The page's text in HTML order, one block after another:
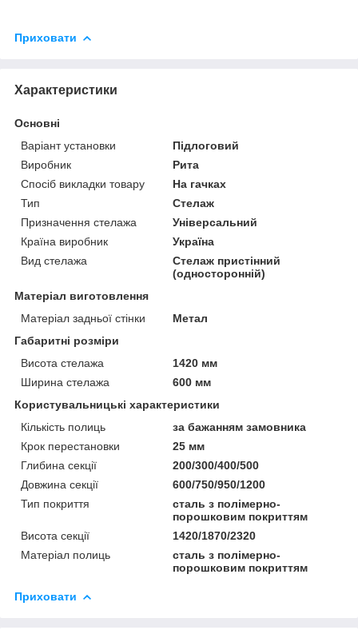
Приховати
Характеристики
Основні
Варіант установки
Підлоговий
Виробник
Рита
Спосіб викладки товару
На гачках
Тип
Стелаж
Призначення стелажа
Універсальний
Країна виробник
Україна
Вид стелажа
Стелаж пристінний
(односторонній)
Матеріал виготовлення
Матеріал задньої стінки
Метал
Габаритні розміри
Висота стелажа
1420 мм
Ширина стелажа
600 мм
Користувальницькі характеристики
Кількість полиць
за бажанням замовника
Крок перестановки
25 мм
Глибина секції
200/300/400/500
Довжина секції
600/750/950/1200
Тип покриття
сталь з полімерно-
порошковим покриттям
Висота секції
1420/1870/2320
Матеріал полиць
сталь з полімерно-
порошковим покриттям
Приховати